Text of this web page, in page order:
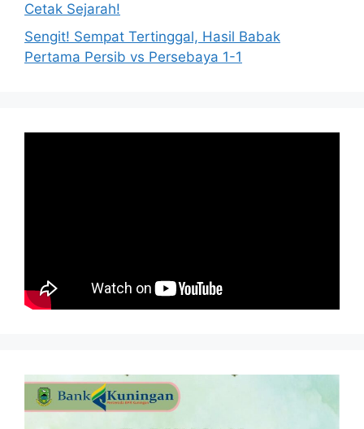
Cetak Sejarah!
Sengit! Sempat Tertinggal, Hasil Babak
Pertama Persib vs Persebaya 1-1